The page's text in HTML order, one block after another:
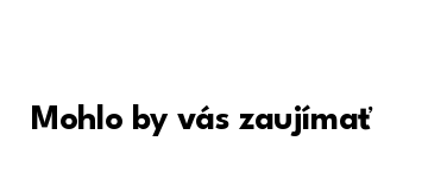
Mohlo by vás zaujímať